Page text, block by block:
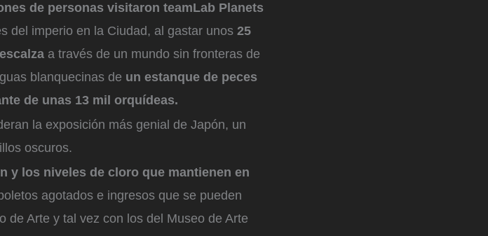
de personas visitaron teamLab Planets
del imperio en la Ciudad, al gastar unos 25
a través de un mundo sin fronteras de
blanquecinas de un estanque de peces
de unas 13 mil orquídeas.
la exposición más genial de Japón, un
oscuros.
y los niveles de cloro que mantienen en
agotados e ingresos que se pueden
de Arte y tal vez con los del Museo de Arte